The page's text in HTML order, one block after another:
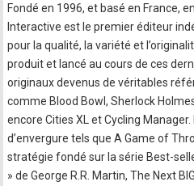
Fondé en 1996, et basé en France,
Interactive est le premier éditeur
pour la qualité, la variété et
produit et lancé au cours de ces
originaux devenus de véritables
comme Blood Bowl, Sherlock
encore Cities XL et Cycling
d’envergure tels que A Game of
stratégie fondé sur la série Best-
» de George R.R. Martin, The Next